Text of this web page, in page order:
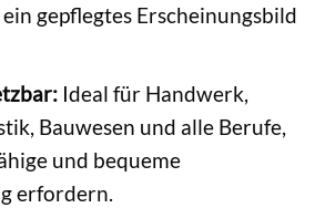
gepflegtes Erscheinungsbild
Ideal für Handwerk,
Bauwesen und alle Berufe,
und bequeme
erfordern.